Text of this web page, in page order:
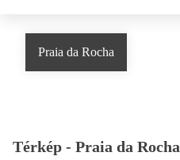
Praia da Rocha
Térkép - Praia da Rocha